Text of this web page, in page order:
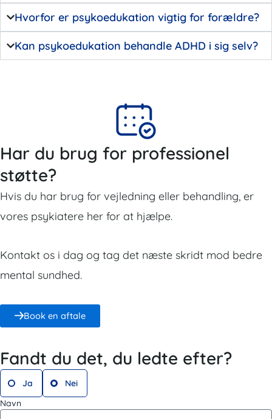
Hvorfor er psykoedukation vigtig for forældre?
Kan psykoedukation behandle ADHD i sig selv?
Har du brug for professionel
støtte?
Hvis du har brug for vejledning eller behandling, er
vores psykiatere her for at hjælpe.
Kontakt os i dag og tag det næste skridt mod bedre
mental sundhed.
Book en aftale
Fandt du det, du ledte efter?
Ja
Nei
Navn